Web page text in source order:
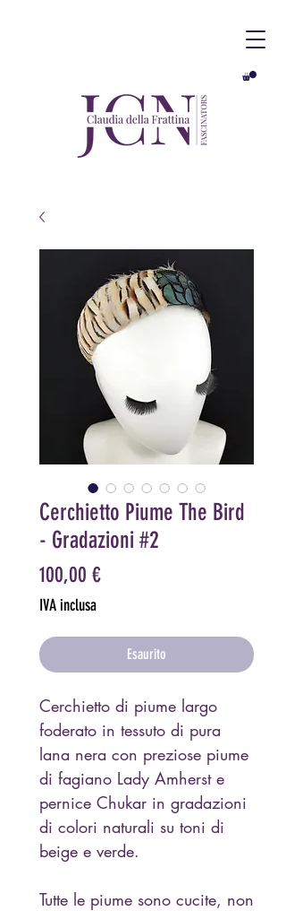
Cerchietto Piume The Bird
- Gradazioni #2
100,00 €Prezzo
IVA inclusa
Esaurito
Cerchietto di piume largo
foderato in tessuto di pura
lana nera con preziose piume
di fagiano Lady Amherst e
pernice Chukar in gradazioni
di colori naturali su toni di
beige e verde.
Tutte le piume sono cucite, non